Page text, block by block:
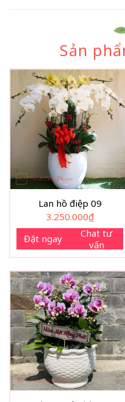
Sản
Lan hồ điệp 09
3.250.000₫
Đặt ngay
Chat tư
vấn